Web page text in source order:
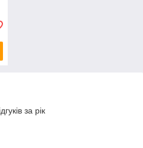
за рік